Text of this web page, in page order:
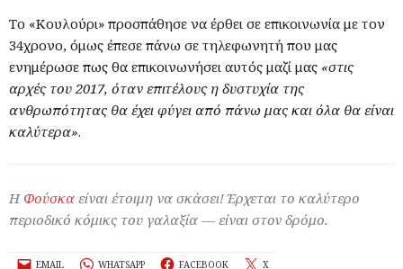
Το «Κουλούρι» προσπάθησε να έρθει σε επικοινωνία με τον
34χρονο, όμως έπεσε πάνω σε τηλεφωνητή που μας
ενημέρωσε πως θα επικοινωνήσει αυτός μαζί μας «στις
αρχές του 2017, όταν επιτέλους η δυστυχία της
ανθρωπότητας θα έχει φύγει από πάνω μας και όλα θα είναι
καλύτερα».
Η Φούσκα είναι έτοιμη να σκάσει! Έρχεται το καλύτερο
περιοδικό κόμικς του γαλαξία — είναι στον δρόμο.
EMAIL WHATSAPP FACEBOOK X